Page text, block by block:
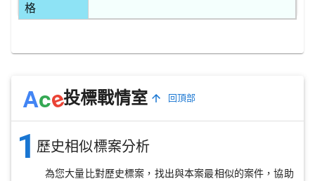
格
Ace投標戰情室 回頂部
1 歷史相似標案分析
為您大量比對歷史標案，找出與本案最相似的案件，協助